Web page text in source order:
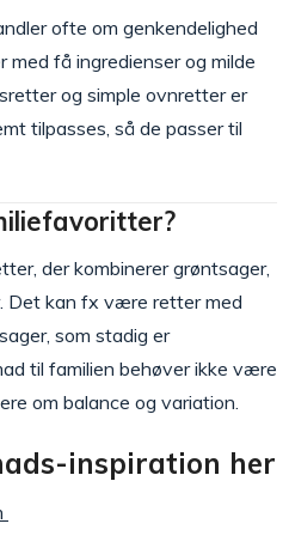
ofte om genkendelighed
få ingredienser og milde
og simple ovnretter er
tilpasses, så de passer til
der kombinerer grøntsager,
Det kan fx være retter med
som stadig er
til familien behøver ikke være
om balance og variation.
inspiration her